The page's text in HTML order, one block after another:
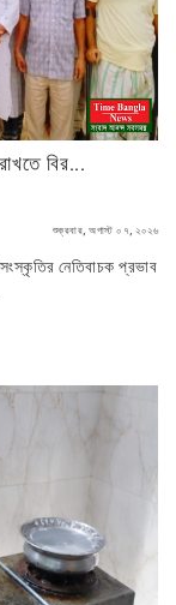
বির...
শুক্রবার, অগাস্ট ০৭, ২০২৬
নেতিবাচক প্রভাব